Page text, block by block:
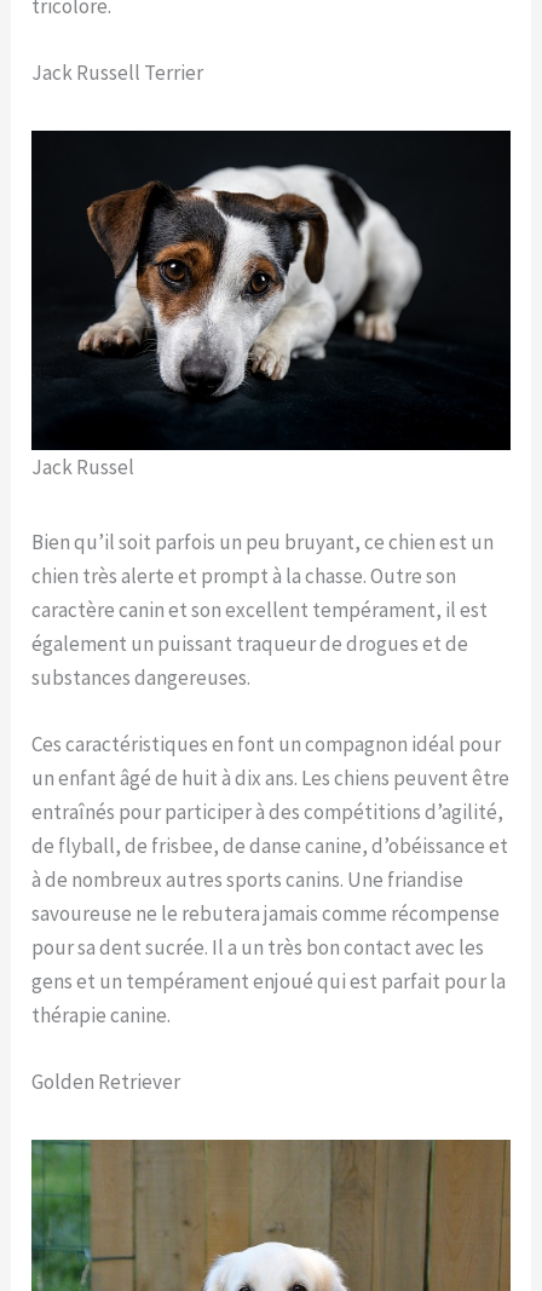
tricolore.
Jack Russell Terrier
Jack Russel
Bien qu’il soit parfois un peu bruyant, ce chien est un
chien très alerte et prompt à la chasse. Outre son
caractère canin et son excellent tempérament, il est
également un puissant traqueur de drogues et de
substances dangereuses.
Ces caractéristiques en font un compagnon idéal pour
un enfant âgé de huit à dix ans. Les chiens peuvent être
entraînés pour participer à des compétitions d’agilité,
de flyball, de frisbee, de danse canine, d’obéissance et
à de nombreux autres sports canins. Une friandise
savoureuse ne le rebutera jamais comme récompense
pour sa dent sucrée. Il a un très bon contact avec les
gens et un tempérament enjoué qui est parfait pour la
thérapie canine.
Golden Retriever